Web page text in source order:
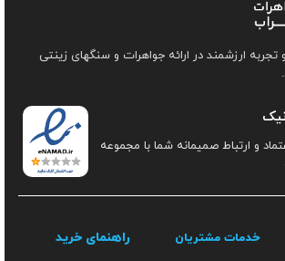
ارزشمند در ارائه جواهرات و سنگهای زینتی
و ارتباط صمیمانه شما با مجموعه
خدمات مشتریان راهنمای خرید